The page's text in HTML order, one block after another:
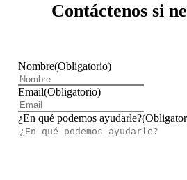
Contáctenos si
Nombre(Obligatorio)
Email(Obligatorio)
¿En qué podemos ayudarle?